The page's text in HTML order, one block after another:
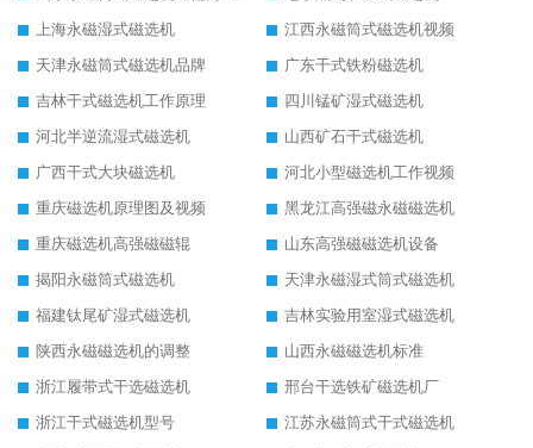
上海永磁湿式磁选机
江西永磁筒式磁选机视频
天津永磁筒式磁选机品牌
广东干式铁粉磁选机
吉林干式磁选机工作原理
四川锰矿湿式磁选机
河北半逆流湿式磁选机
山西矿石干式磁选机
广西干式大块磁选机
河北小型磁选机工作视频
重庆磁选机原理图及视频
黑龙江高强磁永磁磁选机
重庆磁选机高强磁磁辊
山东高强磁磁选机设备
揭阳永磁筒式磁选机
天津永磁湿式筒式磁选机
福建钛尾矿湿式磁选机
吉林实验用室湿式磁选机
陕西永磁磁选机的调整
山西永磁磁选机标准
浙江履带式干选磁选机
邢台干选铁矿磁选机厂
浙江干式磁选机型号
江苏永磁筒式干式磁选机